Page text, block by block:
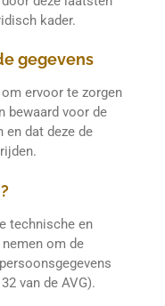
kader.
gegevens
ervoor te zorgen
bewaard voor de
en dat deze de
technische en
om de
van de AVG).